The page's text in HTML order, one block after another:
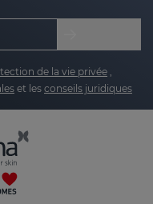
de la vie privée ,
et les conseils juridiques